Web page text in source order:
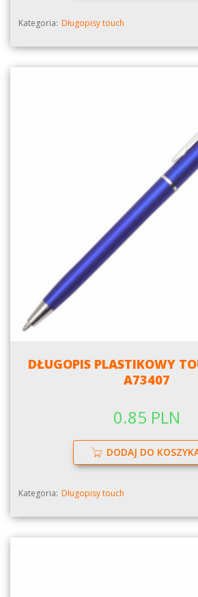
Kategoria: Długopisy touch
DŁUGOPIS PLASTIKOWY
A73407
0.85 PLN
DODAJ DO
Kategoria: Długopisy touch